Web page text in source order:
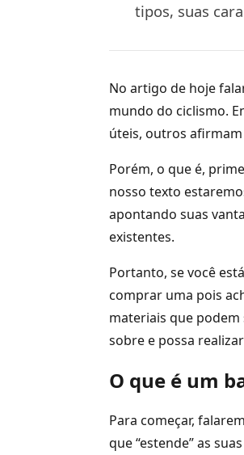
tipos, suas
No artigo de hoje
mundo do ciclismo.
úteis, outros
Porém, o que é,
nosso texto
apontando suas
existentes.
Portanto, se você
comprar uma pois
materiais que
sobre e possa
O que é um
Para começar,
que “estende” as